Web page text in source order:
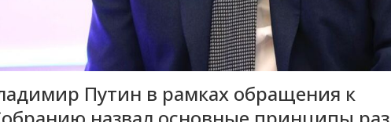
Путин в рамках обращения к